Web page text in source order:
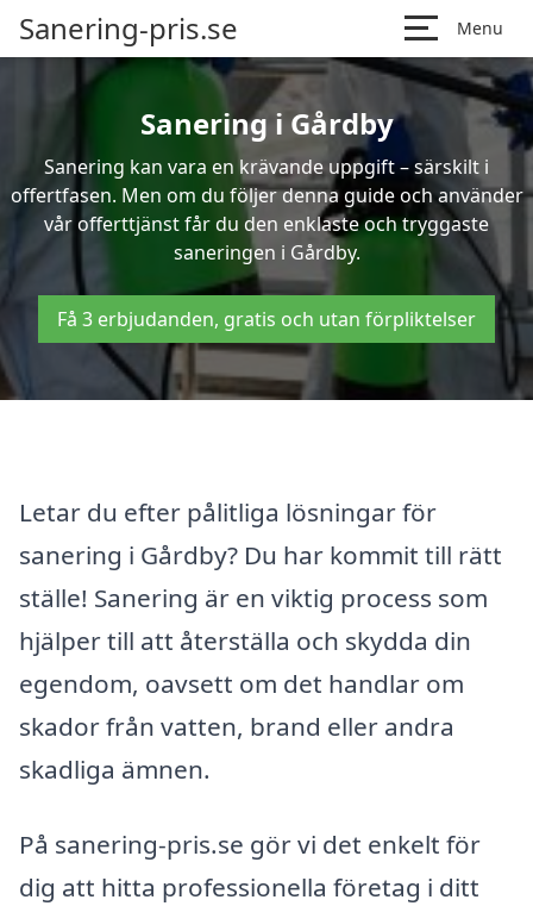
Sanering-pris.se Menu
Sanering i Gårdby
Sanering kan vara en krävande uppgift – särskilt i
offertfasen. Men om du följer denna guide och använder
vår offerttjänst får du den enklaste och tryggaste
saneringen i Gårdby.
Få 3 erbjudanden, gratis och utan förpliktelser
Letar du efter pålitliga lösningar för
sanering i Gårdby? Du har kommit till rätt
ställe! Sanering är en viktig process som
hjälper till att återställa och skydda din
egendom, oavsett om det handlar om
skador från vatten, brand eller andra
skadliga ämnen.
På sanering-pris.se gör vi det enkelt för
dig att hitta professionella företag i ditt